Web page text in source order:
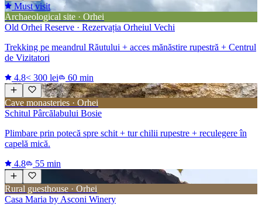
Must visit
Archaeological site · Orhei
Old Orhei Reserve · Rezervația Orheiul Vechi
Trekking pe meandrul Răutului + acces mănăstire rupestră + Centrul
de Vizitatori
4.8< 300 lei 60 min
Cave monasteries · Orhei
Schitul Pârcălabului Bosie
Plimbare prin potecă spre schit + tur chilii rupestre + reculegere în
capelă mică.
4.8
55 min
Rural guesthouse · Orhei
Casa Maria by Asconi Winery